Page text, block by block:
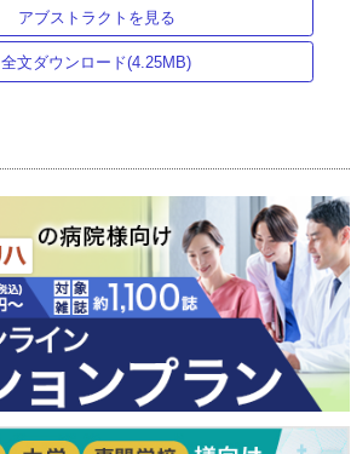
アブストラクトを見る
全文ダウンロード(4.25MB)